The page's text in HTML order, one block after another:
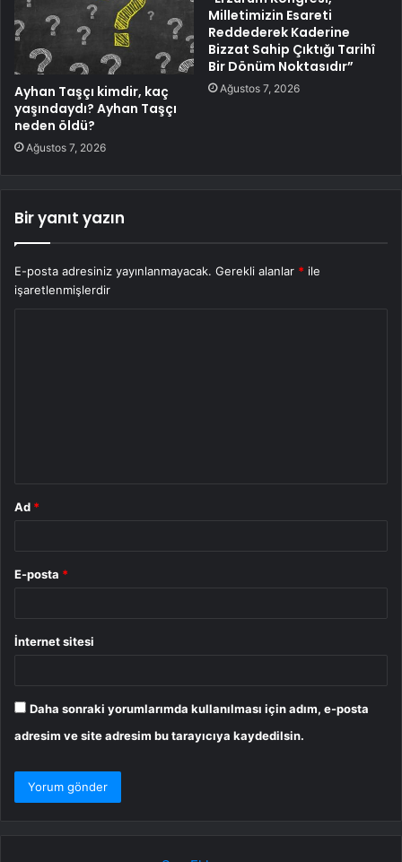
Ayhan Taşçı kimdir, kaç
yaşındaydı? Ayhan Taşçı
neden öldü?
Ağustos 7, 2026
Milletimizin Esareti
Reddederek Kaderine
Bizzat Sahip Çıktığı Tarihî
Bir Dönüm Noktasıdır”
Ağustos 7, 2026
Bir yanıt yazın
E-posta adresiniz yayınlanmayacak. Gerekli alanlar * ile
işaretlenmişlerdir
Ad *
E-posta *
İnternet sitesi
Daha sonraki yorumlarımda kullanılması için adım, e-posta
adresim ve site adresim bu tarayıcıya kaydedilsin.